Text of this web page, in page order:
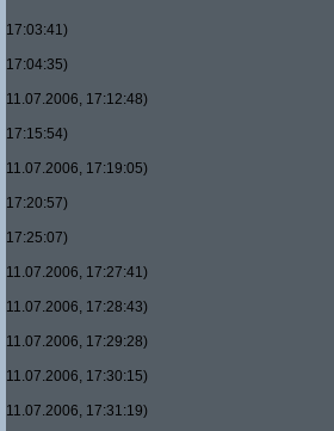
17:03:41)
17:04:35)
11.07.2006, 17:12:48)
17:15:54)
11.07.2006, 17:19:05)
17:20:57)
17:25:07)
11.07.2006, 17:27:41)
11.07.2006, 17:28:43)
11.07.2006, 17:29:28)
11.07.2006, 17:30:15)
11.07.2006, 17:31:19)